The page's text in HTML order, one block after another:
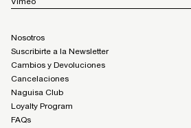
Nosotros
Suscribirte a la Newsletter
Cambios y Devoluciones
Cancelaciones
Naguisa Club
Loyalty Program
FAQs